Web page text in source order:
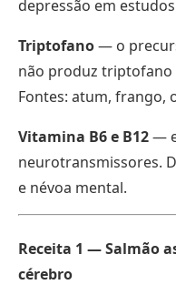
depressão em
Triptofano— o
não produz
Fontes: atum, frango,
Vitamina B6 e B12—
neurotransmissores.
e névoa mental.
Receita 1 — Salmão
cérebro